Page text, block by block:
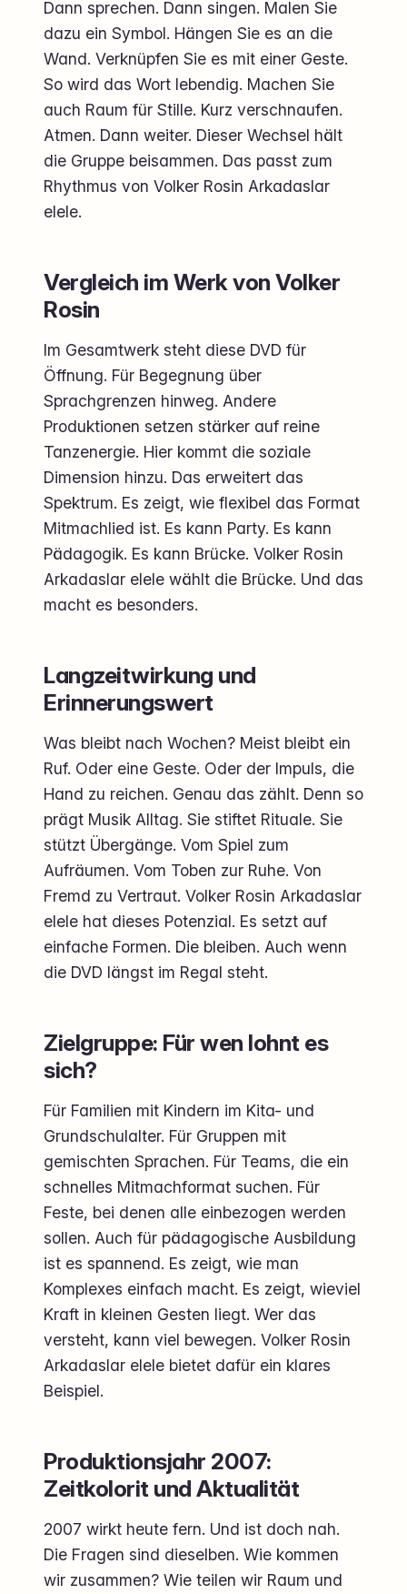
Dann sprechen. Dann singen. Malen Sie
dazu ein Symbol. Hängen Sie es an die
Wand. Verknüpfen Sie es mit einer Geste.
So wird das Wort lebendig. Machen Sie
auch Raum für Stille. Kurz verschnaufen.
Atmen. Dann weiter. Dieser Wechsel hält
die Gruppe beisammen. Das passt zum
Rhythmus von Volker Rosin Arkadaslar
elele.
Vergleich im Werk von Volker
Rosin
Im Gesamtwerk steht diese DVD für
Öffnung. Für Begegnung über
Sprachgrenzen hinweg. Andere
Produktionen setzen stärker auf reine
Tanzenergie. Hier kommt die soziale
Dimension hinzu. Das erweitert das
Spektrum. Es zeigt, wie flexibel das Format
Mitmachlied ist. Es kann Party. Es kann
Pädagogik. Es kann Brücke. Volker Rosin
Arkadaslar elele wählt die Brücke. Und das
macht es besonders.
Langzeitwirkung und
Erinnerungswert
Was bleibt nach Wochen? Meist bleibt ein
Ruf. Oder eine Geste. Oder der Impuls, die
Hand zu reichen. Genau das zählt. Denn so
prägt Musik Alltag. Sie stiftet Rituale. Sie
stützt Übergänge. Vom Spiel zum
Aufräumen. Vom Toben zur Ruhe. Von
Fremd zu Vertraut. Volker Rosin Arkadaslar
elele hat dieses Potenzial. Es setzt auf
einfache Formen. Die bleiben. Auch wenn
die DVD längst im Regal steht.
Zielgruppe: Für wen lohnt es
sich?
Für Familien mit Kindern im Kita- und
Grundschulalter. Für Gruppen mit
gemischten Sprachen. Für Teams, die ein
schnelles Mitmachformat suchen. Für
Feste, bei denen alle einbezogen werden
sollen. Auch für pädagogische Ausbildung
ist es spannend. Es zeigt, wie man
Komplexes einfach macht. Es zeigt, wieviel
Kraft in kleinen Gesten liegt. Wer das
versteht, kann viel bewegen. Volker Rosin
Arkadaslar elele bietet dafür ein klares
Beispiel.
Produktionsjahr 2007:
Zeitkolorit und Aktualität
2007 wirkt heute fern. Und ist doch nah.
Die Fragen sind dieselben. Wie kommen
wir zusammen? Wie teilen wir Raum und